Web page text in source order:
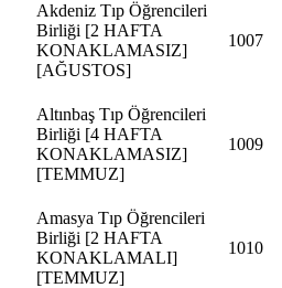
Akdeniz Tıp Öğrencileri
Birliği [2 HAFTA
KONAKLAMASIZ]
[AĞUSTOS]
1007
Altınbaş Tıp Öğrencileri
Birliği [4 HAFTA
KONAKLAMASIZ]
[TEMMUZ]
1009
Amasya Tıp Öğrencileri
Birliği [2 HAFTA
KONAKLAMALI]
[TEMMUZ]
1010